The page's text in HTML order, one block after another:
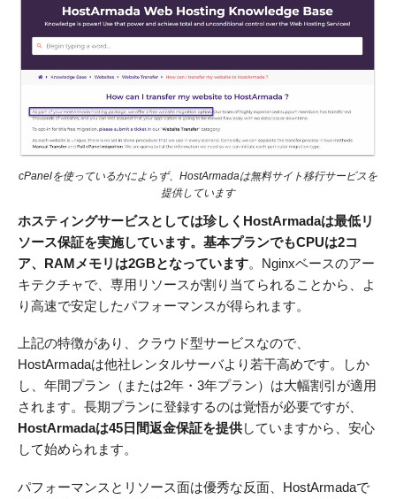
cPanelを使っているかによらず、HostArmadaは無料サイト移行サービスを
提供しています
ホスティングサービスとしては珍しくHostArmadaは最低リ
ソース保証を実施しています。基本プランでもCPUは2コ
ア、RAMメモリは2GBとなっています。Nginxベースのアー
キテクチャで、専用リソースが割り当てられることから、よ
り高速で安定したパフォーマンスが得られます。
上記の特徴があり、クラウド型サービスなので、
HostArmadaは他社レンタルサーバより若干高めです。しか
し、年間プラン（または2年・3年プラン）は大幅割引が適用
されます。長期プランに登録するのは覚悟が必要ですが、
HostArmadaは45日間返金保証を提供していますから、安心
して始められます。
パフォーマンスとリソース面は優秀な反面、HostArmadaで